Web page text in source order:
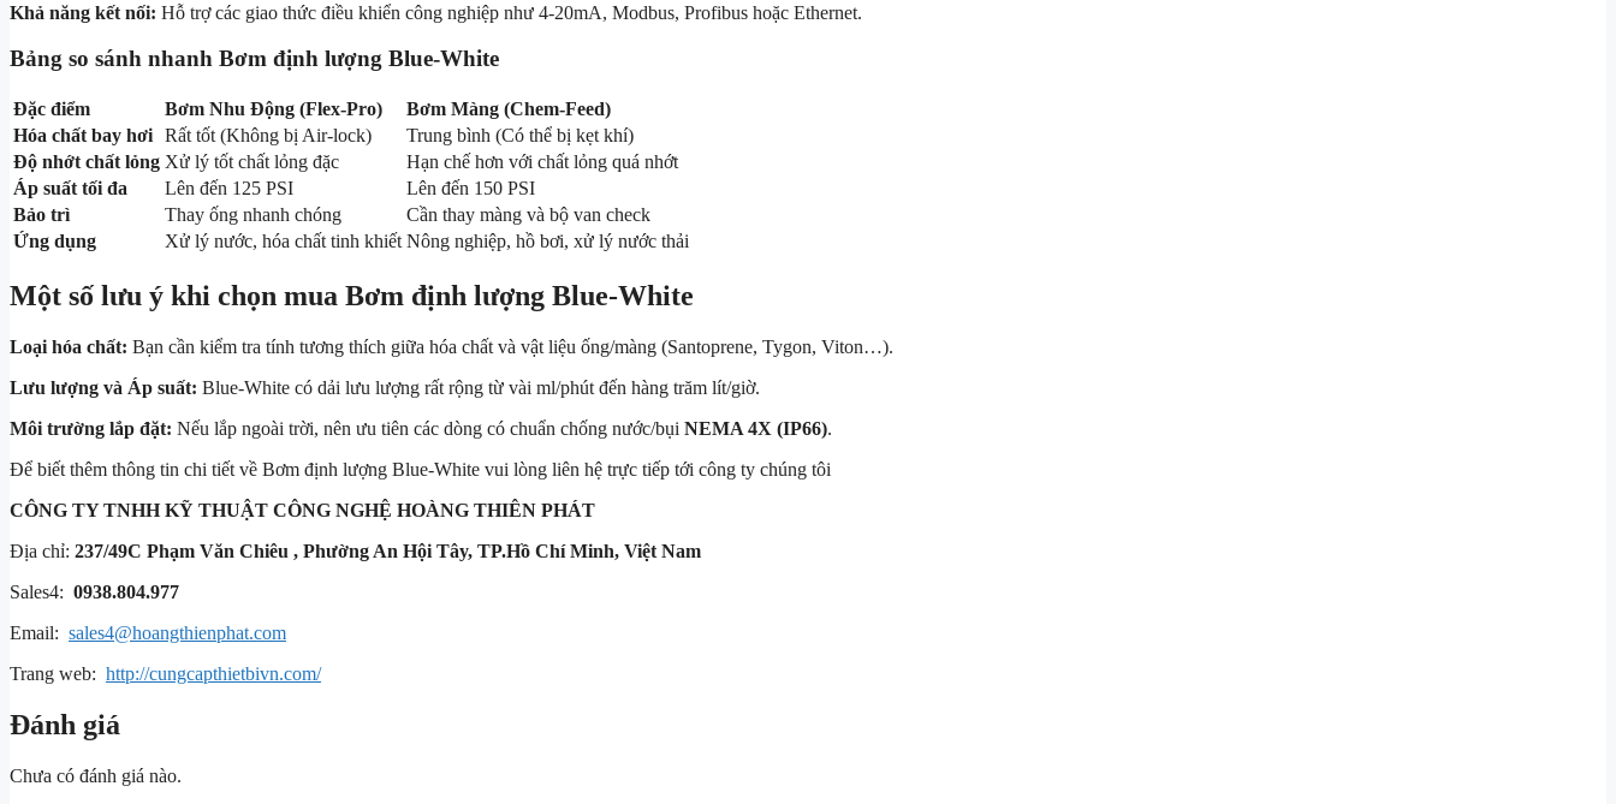
Khả năng kết nối: Hỗ trợ các giao thức điều khiển công nghiệp như 4-20mA, Modbus, Profibus hoặc Ethernet.
Bảng so sánh nhanh Bơm định lượng Blue-White
Đặc điểm Bơm Nhu Động (Flex-Pro)
Bơm Màng (Chem-Feed)
Hóa chất bay hơi Rất tốt (Không bị Air-lock)
Trung bình (Có thể bị kẹt khí)
Độ nhớt chất lỏng Xử lý tốt chất lỏng đặc
Hạn chế hơn với chất lỏng quá nhớt
Áp suất tối đa
Lên đến 125 PSI
Lên đến 150 PSI
Bảo trì
Thay ống nhanh chóng
Cần thay màng và bộ van check
Ứng dụng
Xử lý nước, hóa chất tinh khiết Nông nghiệp, hồ bơi, xử lý nước thải
Một số lưu ý khi chọn mua Bơm định lượng Blue-White
Loại hóa chất: Bạn cần kiểm tra tính tương thích giữa hóa chất và vật liệu ống/màng (Santoprene, Tygon, Viton…).
Lưu lượng và Áp suất: Blue-White có dải lưu lượng rất rộng từ vài ml/phút đến hàng trăm lít/giờ.
Môi trường lắp đặt: Nếu lắp ngoài trời, nên ưu tiên các dòng có chuẩn chống nước/bụi NEMA 4X (IP66).
Để biết thêm thông tin chi tiết về Bơm định lượng Blue-White vui lòng liên hệ trực tiếp tới công ty chúng tôi
CÔNG TY TNHH KỸ THUẬT CÔNG NGHỆ HOÀNG THIÊN PHÁT
Địa chỉ: 237/49C Phạm Văn Chiêu , Phường An Hội Tây, TP.Hồ Chí Minh, Việt Nam
Sales4: 0938.804.977
Email: sales4@hoangthienphat.com
Trang web: http://cungcapthietbivn.com/
Đánh giá
Chưa có đánh giá nào.